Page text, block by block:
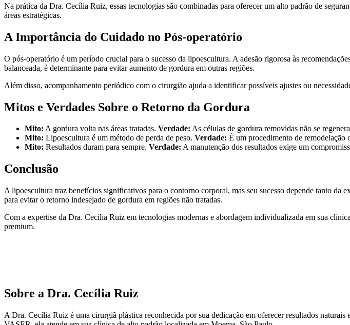
Na prática da Dra. Cecília Ruiz, essas tecnologias são combinadas para oferecer um alto padrão de
áreas estratégicas.
A Importância do Cuidado no Pós-operatório
O pós-operatório é um período crucial para o sucesso da lipoescultura. A adesão rigorosa às
balanceada, é determinante para evitar aumento de gordura em outras regiões.
Além disso, acompanhamento periódico com o cirurgião ajuda a identificar possíveis ajustes ou
Mitos e Verdades Sobre o Retorno da Gordura
Mito: A gordura volta nas áreas tratadas. Verdade: As células de gordura removidas não se
Mito: Lipoescultura é um método de perda de peso. Verdade: É um procedimento de remodelação
Mito: Resultados duram para sempre. Verdade: A manutenção dos resultados exige um
Conclusão
A lipoescultura traz benefícios significativos para o contorno corporal, mas seu sucesso depende tanto
para evitar o retorno indesejado de gordura em regiões não tratadas.
Com a expertise da Dra. Cecília Ruiz em tecnologias modernas e abordagem individualizada em sua
premium.
Sobre a Dra. Cecília Ruiz
A Dra. Cecília Ruiz é uma cirurgiã plástica reconhecida por sua dedicação em oferecer resultados